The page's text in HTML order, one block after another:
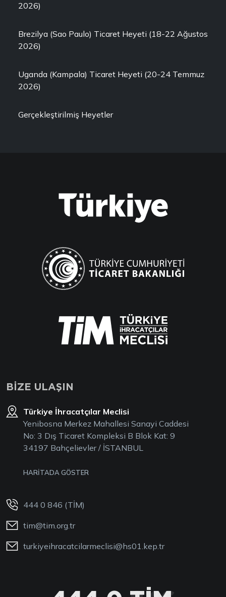
2026)
Brezilya (Sao Paulo) Ticaret Heyeti (18-22 Ağustos
2026)
Uganda (Kampala) Ticaret Heyeti (20-24 Temmuz
2026)
Gerçekleştirilmiş Heyetler
BİZE ULAŞIN
Türkiye İhracatçılar Meclisi
Yenibosna Merkez Mahallesi Sanayi Caddesi
No: 3 Dış Ticaret Kompleksi B Blok Kat: 9
34197 Bahçelievler / İSTANBUL
HARİTADA GÖSTER
444 0 846 (TİM)
tim@tim.org.tr
turkiyeihracatcilarmeclisi@hs01.kep.tr